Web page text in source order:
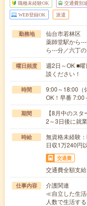
職種未経験OK 交通費別
WEB登録OK 派遣
勤務地
仙台市若林区
薬師堂駅から
ら---分／六丁
曜日頻度
週2日～OK ■
談ください！
時間
9:00～18:00（
OK！早番
期間
【8月中のス
2～3日後に就
時給
無資格未経験
日収1万240円
交通費
交通費全額支
仕事内容
介護関連
≪自立した生
人数で生活す